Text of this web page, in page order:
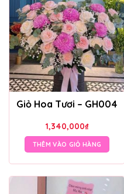
Giỏ Hoa Tươi – GH004
1,340,000₫
THÊM VÀO GIỎ HÀNG